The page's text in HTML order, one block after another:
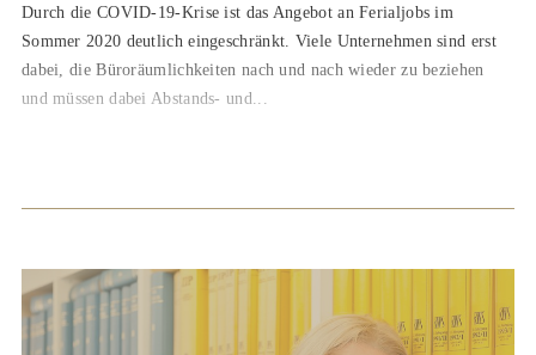
Durch die COVID-19-Krise ist das Angebot an Ferialjobs im
Sommer 2020 deutlich eingeschränkt. Viele Unternehmen sind erst
dabei, die Büroräumlichkeiten nach und nach wieder zu beziehen
und müssen dabei Abstands- und...